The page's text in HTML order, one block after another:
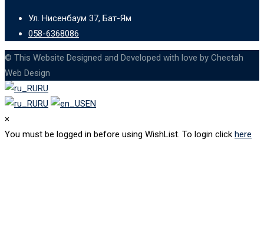
Ул. Нисенбаум 37, Бат-Ям
058-6368086
© This Website Designed and Developed with love by Cheetah
Web Design
RU
RU
EN
×
You must be logged in before using WishList. To login click here